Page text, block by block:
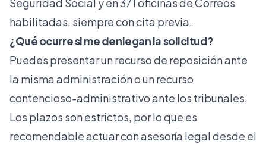
Seguridad Social y en 371 oficinas de Correos
habilitadas, siempre con cita previa.
¿Qué ocurre si me deniegan la solicitud?
Puedes presentar un recurso de reposición ante
la misma administración o un recurso
contencioso-administrativo ante los tribunales.
Los plazos son estrictos, por lo que es
recomendable actuar con asesoría legal desde el